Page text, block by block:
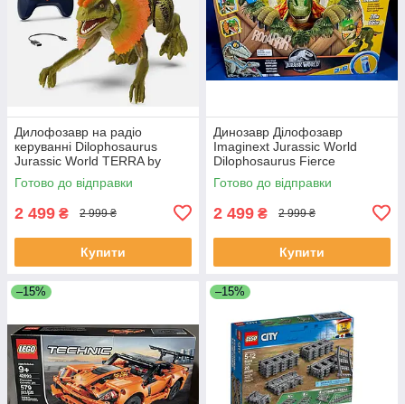
Дилофозавр на радіо
керуванні Dilophosaurus
Jurassic World TERRA by
Battat Remote Control
Dinosaur
Готово до відправки
2 499 ₴ 2 999 ₴
Купити
Динозавр Ділофозавр
Imaginext Jurassic World
Dilophosaurus Fierce
Launchin Lights SOUNDS
Готово до відправки
2 499 ₴ 2 999 ₴
Купити
–15% –15%